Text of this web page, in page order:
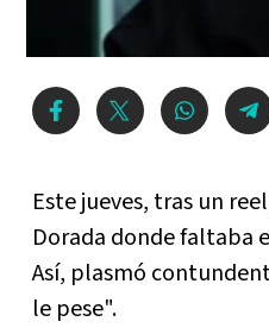
Este jueves, tras un
Dorada donde faltaba
Así, plasmó
le pese".